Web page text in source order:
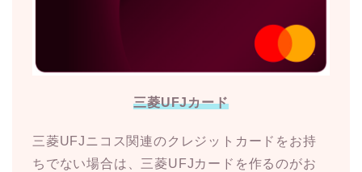
三菱UFJカード
三菱UFJニコス関連のクレジットカードをお持
ちでない場合は、三菱UFJカードを作るのがお